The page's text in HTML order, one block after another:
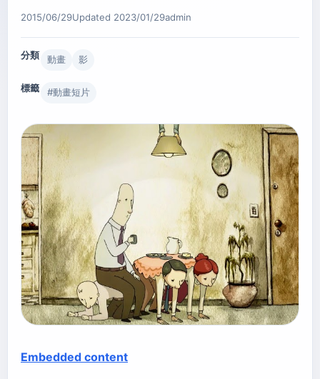
2015/06/29Updated 2023/01/29admin
分類 動畫 影
標籤 #動畫短片
Embedded content